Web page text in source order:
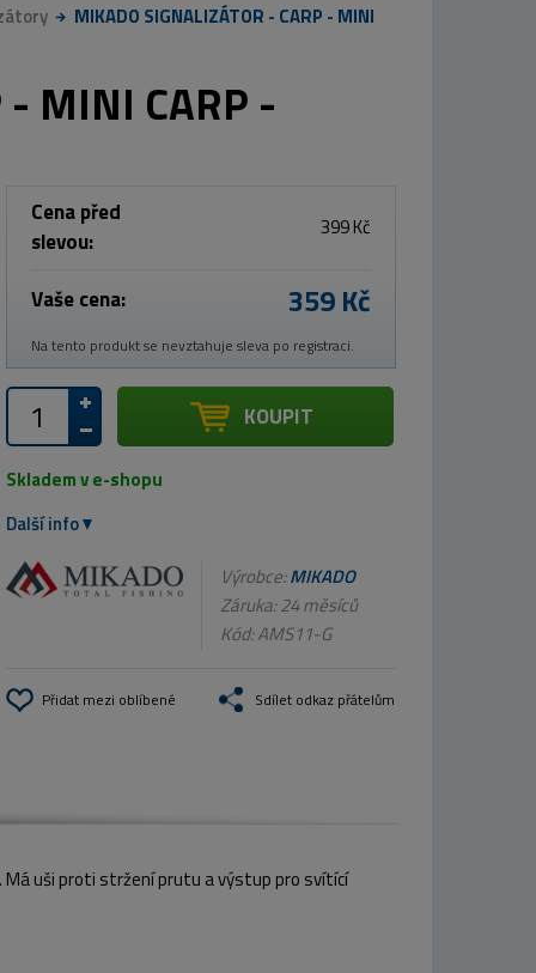
MIKADO SIGNALIZÁTOR - CARP - MINI
- MINI CARP -
Cena před
slevou:
399 Kč
Vaše cena: 359 Kč
Na tento produkt se nevztahuje sleva po registraci.
KOUPIT
Skladem v e-shopu
Další info
Výrobce:MIKADO
Záruka: 24 měsíců
Kód:AMS11-G
Přidat mezi oblíbené Sdílet odkaz přátelům
Má uši proti stržení prutu a výstup pro svítící